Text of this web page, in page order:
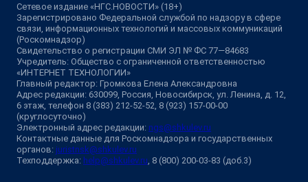
Сетевое издание «НГС.НОВОСТИ» (18+)
Зарегистрировано Федеральной службой по надзору в сфере
связи, информационных технологий и массовых коммуникаций
(Роскомнадзор)
Свидетельство о регистрации СМИ ЭЛ № ФС 77—84683
Учредитель: Общество с ограниченной ответственностью
«ИНТЕРНЕТ ТЕХНОЛОГИИ»
Главный редактор: Громкова Елена Александровна
Адрес редакции: 630099, Россия, Новосибирск, ул. Ленина, д. 12,
6 этаж, телефон 8 (383) 212-52-52, 8 (923) 157-00-00
(круглосуточно)
Электронный адрес редакции: ngs@shkulev.ru
Контактные данные для Роскомнадзора и государственных
органов: juristnsk@shkulev.ru
Техподдержка: help@shkulev.ru , 8 (800) 200-03-83 (доб.3)